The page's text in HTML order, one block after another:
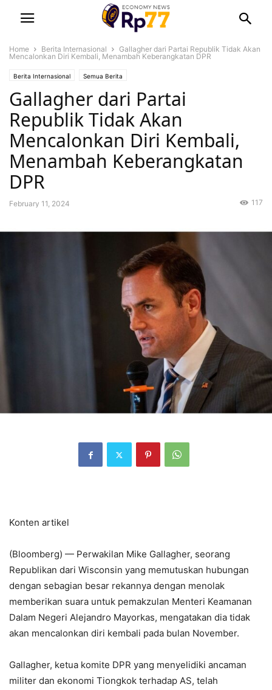
Home Berita Internasional
Gallagher dari Partai Republik Tidak Akan
Mencalonkan Diri Kembali, Menambah Keberangkatan DPR
Berita Internasional Semua Berita
Gallagher dari Partai
Republik Tidak Akan
Mencalonkan Diri Kembali,
Menambah Keberangkatan
DPR
February 11, 2024 117
Konten artikel
(Bloomberg) — Perwakilan Mike Gallagher, seorang
Republikan dari Wisconsin yang memutuskan hubungan
dengan sebagian besar rekannya dengan menolak
memberikan suara untuk pemakzulan Menteri Keamanan
Dalam Negeri Alejandro Mayorkas, mengatakan dia tidak
akan mencalonkan diri kembali pada bulan November.
Gallagher, ketua komite DPR yang menyelidiki ancaman
militer dan ekonomi Tiongkok terhadap AS, telah